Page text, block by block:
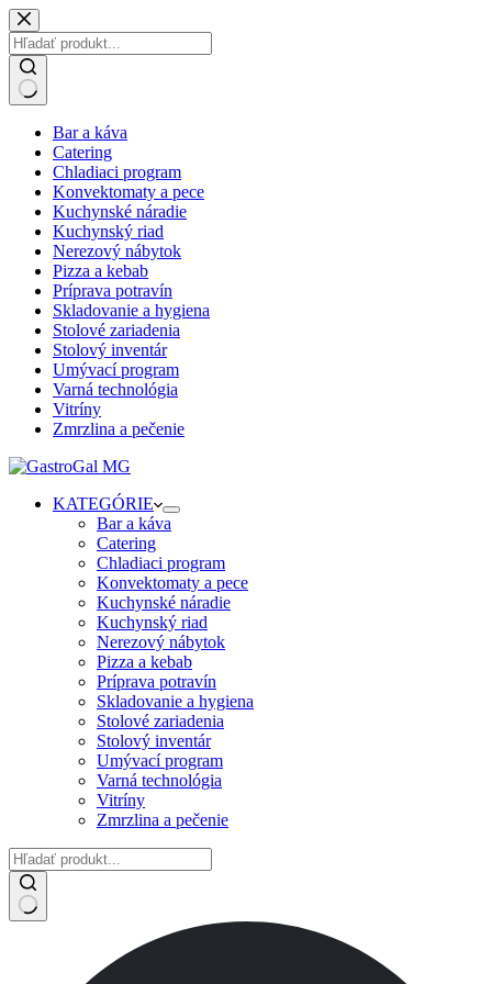
Skip
to
content
results Bar a káva
Catering
Chladiaci program
Konvektomaty a pece
Kuchynské náradie
Kuchynský riad
Nerezový nábytok
Pizza a kebab
Príprava potravín
Skladovanie a hygiena
Stolové zariadenia
Stolový inventár
Umývací program
Varná technológia
Vitríny
Zmrzlina a pečenie
KATEGÓRIE
Bar a káva
Catering
Chladiaci program
Konvektomaty a pece
Kuchynské náradie
Kuchynský riad
Nerezový nábytok
Pizza a kebab
Príprava potravín
Skladovanie a hygiena
Stolové zariadenia
Stolový inventár
Umývací program
Varná technológia
Vitríny
Zmrzlina a pečenie